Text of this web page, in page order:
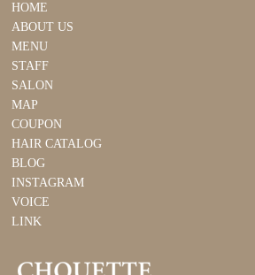
HOME
ABOUT US
MENU
STAFF
SALON
MAP
COUPON
HAIR CATALOG
BLOG
INSTAGRAM
VOICE
LINK